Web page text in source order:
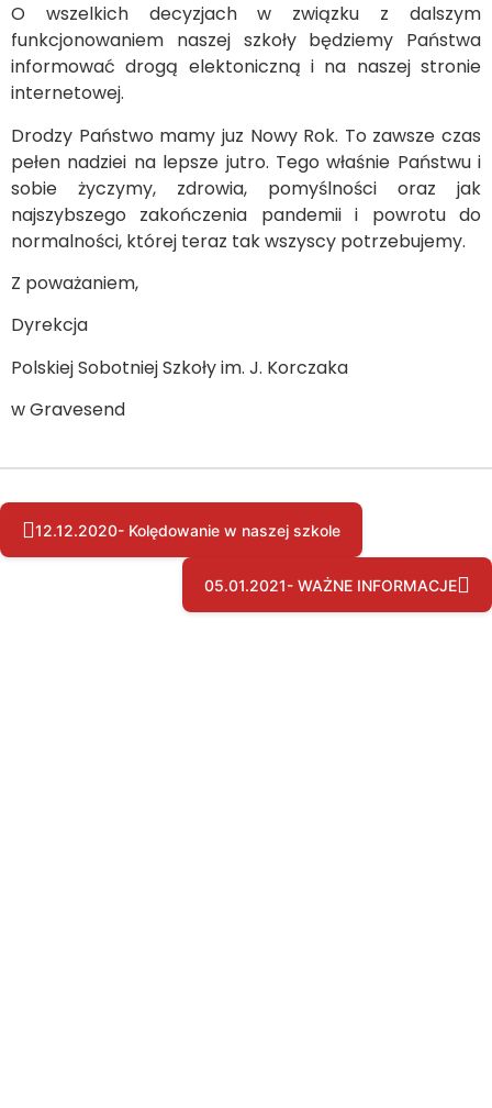
O wszelkich decyzjach w związku z dalszym
funkcjonowaniem naszej szkoły będziemy Państwa
informować drogą elektoniczną i na naszej stronie
internetowej.
Drodzy Państwo mamy juz Nowy Rok. To zawsze czas
pełen nadziei na lepsze jutro. Tego właśnie Państwu i
sobie życzymy, zdrowia, pomyślności oraz jak
najszybszego zakończenia pandemii i powrotu do
normalności, której teraz tak wszyscy potrzebujemy.
Z poważaniem,
Dyrekcja
Polskiej Sobotniej Szkoły im. J. Korczaka
w Gravesend
12.12.2020- Kolędowanie w naszej szkole
05.01.2021- WAŻNE INFORMACJE